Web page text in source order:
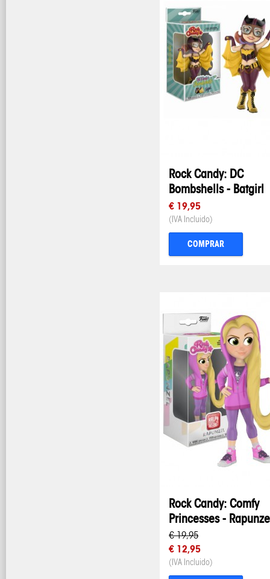
Rock Candy: DC
Bombshells - Batgirl
€ 19,95
(IVA Incluido)
COMPRAR
Rock Candy: Comfy
Princesses -
€ 19,95
€ 12,95
(IVA Incluido)